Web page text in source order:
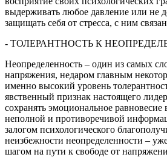
выдерживать любое давление или не
защищать себя от стресса, с ним
- ТОЛЕРАНТНОСТЬ К
Неопределенность – один из самых
напряжения, недаром главным
именно высокий уровень
явственный признак настоящего
сохранять эмоциональное равновесие
неполной и противоречивой
залогом психологического
неизбежности неопределенности –
шагом на пути к свободе от